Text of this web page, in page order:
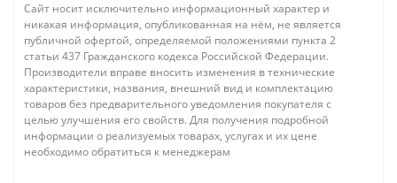
Сайт носит исключительно информационный характер и
никакая информация, опубликованная на нём, не является
публичной офертой, определяемой положениями пункта 2
статьи 437 Гражданского кодекса Российской Федерации.
Производители вправе вносить изменения в технические
характеристики, названия, внешний вид и комплектацию
товаров без предварительного уведомления покупателя с
целью улучшения его свойств. Для получения подробной
информации о реализуемых товарах, услугах и их цене
необходимо обратиться к менеджерам